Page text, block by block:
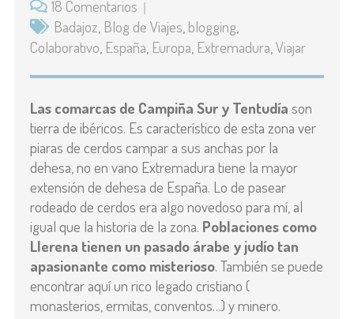
18 Comentarios
Badajoz Blog de Viajes blogging
Colaborativo España Europa Extremadura Viajar
Las comarcas de Campiña Sur y Tentudía son
tierra de ibéricos. Es característico de esta zona ver
piaras de cerdos campar a sus anchas por la
dehesa, no en vano Extremadura tiene la mayor
extensión de dehesa de España. Lo de pasear
rodeado de cerdos era algo novedoso para mí, al
igual que la historia de la zona. Poblaciones como
Llerena tienen un pasado árabe y judío tan
apasionante como misterioso. También se puede
encontrar aquí un rico legado cristiano (
monasterios, ermitas, conventos…) y minero.